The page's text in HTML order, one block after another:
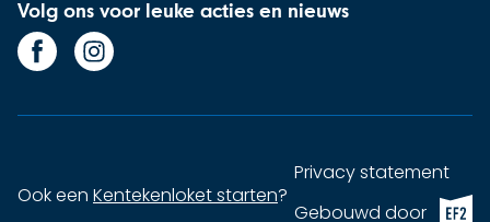
Volg ons voor leuke acties en nieuws
Ook een Kentekenloket starten?
Privacy statement
Gebouwd doorEF2